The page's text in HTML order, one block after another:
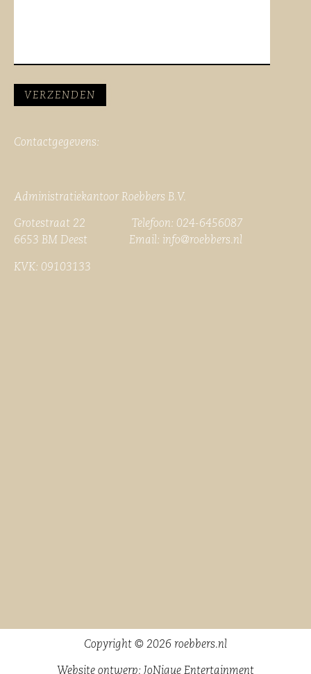
Contactgegevens:
Administratiekantoor Roebbers B.V.
Grotestraat 22 Telefoon: 024-6456087
6653 BM Deest Email: info@roebbers.nl
KVK: 09103133
Copyright © 2026 roebbers.nl
Website ontwerp: JoNique Entertainment